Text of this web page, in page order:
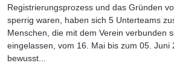
Registrierungsprozess und das Gründen
sperrig waren, haben sich 5 Unterteams
Menschen, die mit dem Verein verbunden
eingelassen, vom 16. Mai bis zum 05. Juni
bewusst...